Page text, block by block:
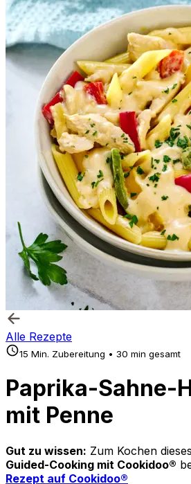
Alle Rezepte
15 Min. Zubereitung • 30 min gesamt
Paprika-Sahne-
mit Penne
Gut zu wissen: Zum Kochen
Guided-Cooking mit Cookidoo®
Rezept auf Cookidoo®